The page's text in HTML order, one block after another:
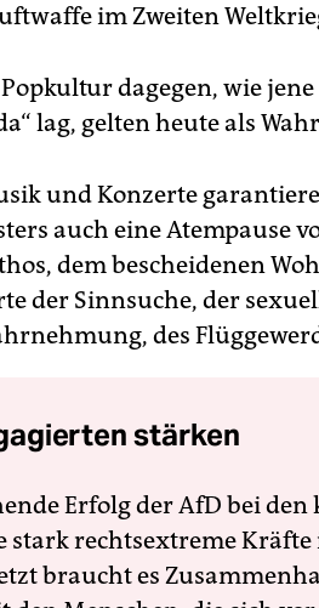
im Zweiten
dagegen, wie
lag, gelten heute als
und Konzerte
auch eine Atempause
dem bescheidenen
der Sinnsuche, der
des
stärken
Erfolg der AfD bei
stark rechtsextreme
braucht es